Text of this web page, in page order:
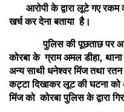
आरोपी के द्वारा लूटे गए रकम
खर्च कर देना बताया है।
पुलिस की पूछताछ पर
कोरबा के ग्राम अमल डीहा,
अन्य साथी धनेश्वर मिंज तथा
कट्टा दिखाकर लूट की घटना
मिंज को कोरबा पुलिस के द्वारा